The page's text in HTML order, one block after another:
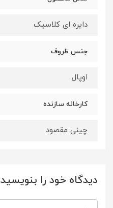
دایره ای کلاسیک
جنس ظروف
اوپال
کارخانه سازنده
چینی مقصود
دیدگاه خود را بنویسید